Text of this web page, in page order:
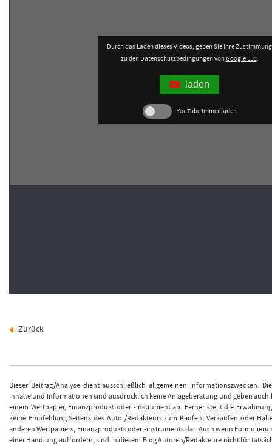
Durch das Laden dieses Videos, geben Sie Ihre Zustimmung
zu den Datenschutzbedingungen vonGoogle LLC.
laden
YouTube immer laden
Zurück
Dieser Beitrag/Analyse dient ausschließlich allgemeinen Informationszwecken.
Inhalte und Informationen sind ausdrücklich keine Anlageberatung und geben
einem Wertpapier, Finanzprodukt oder -instrument ab. Ferner stellt die
keine Empfehlung Seitens des Autor/Redakteurs zum Kaufen, Verkaufen oder
anderen Wertpapiers, Finanzprodukts oder -instruments dar. Auch wenn
einer Handlung auffordern, sind in diesem Blog Autoren/Redakteure nicht für